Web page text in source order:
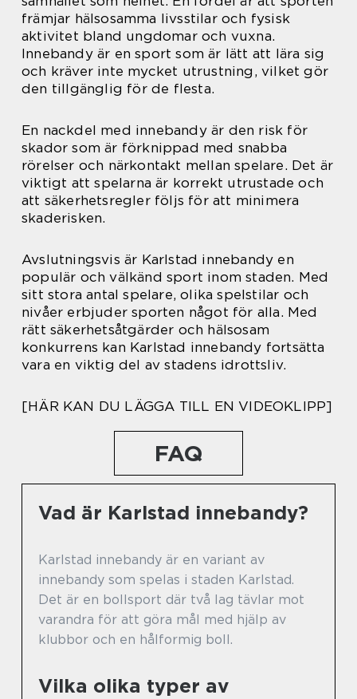
främjar hälsosamma livsstilar och fysisk
aktivitet bland ungdomar och vuxna.
Innebandy är en sport som är lätt att lära sig
och kräver inte mycket utrustning, vilket gör
den tillgänglig för de flesta.
En nackdel med innebandy är den risk för
skador som är förknippad med snabba
rörelser och närkontakt mellan spelare. Det är
viktigt att spelarna är korrekt utrustade och
att säkerhetsregler följs för att minimera
skaderisken.
Avslutningsvis är Karlstad innebandy en
populär och välkänd sport inom staden. Med
sitt stora antal spelare, olika spelstilar och
nivåer erbjuder sporten något för alla. Med
rätt säkerhetsåtgärder och hälsosam
konkurrens kan Karlstad innebandy fortsätta
vara en viktig del av stadens idrottsliv.
[HÄR KAN DU LÄGGA TILL EN VIDEOKLIPP]
FAQ
Vad är Karlstad innebandy?
Karlstad innebandy är en variant av
innebandy som spelas i staden Karlstad.
Det är en bollsport där två lag tävlar mot
varandra för att göra mål med hjälp av
klubbor och en hålformig boll.
Vilka olika typer av